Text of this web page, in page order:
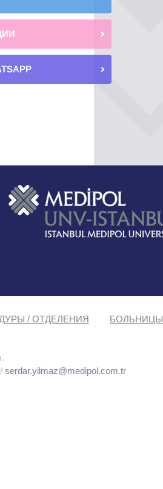
/ ОТДЕЛЕНИЯ
БОЛЬНИЦЫ
serdar.yilmaz@medipol.com.tr